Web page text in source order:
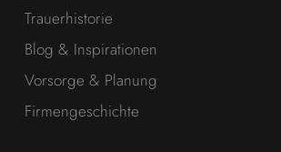
Trauerhistorie
Blog & Inspirationen
Vorsorge & Planung
Firmengeschichte